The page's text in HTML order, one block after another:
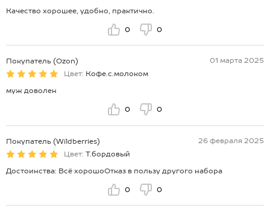
Качество хорошее, удобно, практично.
0 0
Покупатель (Ozon)
01 марта 2025
Цвет: Кофе.с.молоком
муж доволен
0 0
Покупатель (Wildberries)
26 февраля 2025
Цвет: Т.бордовый
Достоинства: Всё хорошоОтказ в пользу другого набора
0 0